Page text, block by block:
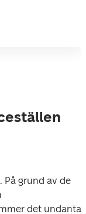
På grund av de
det undantag